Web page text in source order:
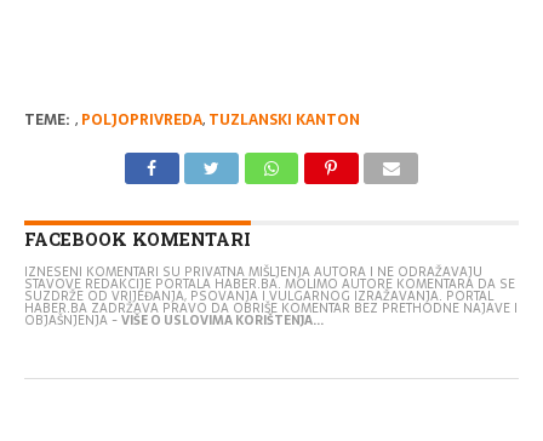
TEME: , POLJOPRIVREDA, TUZLANSKI KANTON
FACEBOOK KOMENTARI
IZNESENI KOMENTARI SU PRIVATNA MIŠLJENJA AUTORA I NE ODRAŽAVAJU
STAVOVE REDAKCIJE PORTALA HABER.BA. MOLIMO AUTORE KOMENTARA DA SE
SUZDRŽE OD VRIJEĐANJA, PSOVANJA I VULGARNOG IZRAŽAVANJA. PORTAL
HABER.BA ZADRŽAVA PRAVO DA OBRIŠE KOMENTAR BEZ PRETHODNE NAJAVE I
OBJAŠNJENJA -VIŠE O USLOVIMA KORIŠTENJA...